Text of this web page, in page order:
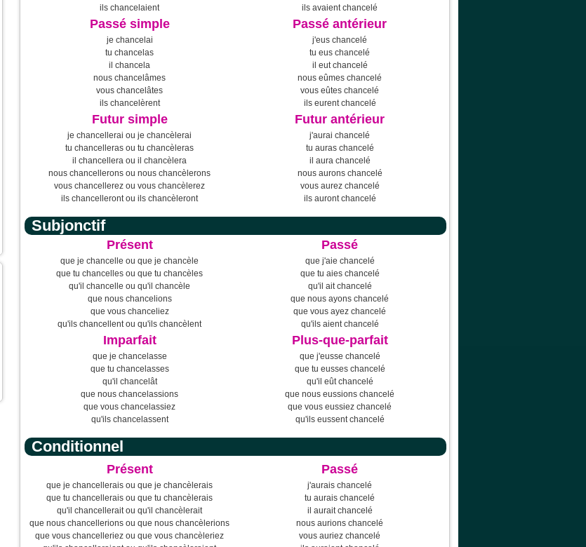
ils chancelaient
ils avaient chancelé
Passé simple
je chancelai
tu chancelas
il chancela
nous chancelâmes
vous chancelâtes
ils chancelèrent
Passé antérieur
j'eus chancelé
tu eus chancelé
il eut chancelé
nous eûmes chancelé
vous eûtes chancelé
ils eurent chancelé
Futur simple
je chancellerai ou je chancèlerai
tu chancelleras ou tu chancèleras
il chancellera ou il chancèlera
nous chancellerons ou nous chancèlerons
vous chancellerez ou vous chancèlerez
ils chancelleront ou ils chancèleront
Futur antérieur
j'aurai chancelé
tu auras chancelé
il aura chancelé
nous aurons chancelé
vous aurez chancelé
ils auront chancelé
Subjonctif
Présent
que je chancelle ou que je chancèle
que tu chancelles ou que tu chancèles
qu'il chancelle ou qu'il chancèle
que nous chancelions
que vous chanceliez
qu'ils chancellent ou qu'ils chancèlent
Passé
que j'aie chancelé
que tu aies chancelé
qu'il ait chancelé
que nous ayons chancelé
que vous ayez chancelé
qu'ils aient chancelé
Imparfait
que je chancelasse
que tu chancelasses
qu'il chancelât
que nous chancelassions
que vous chancelassiez
qu'ils chancelassent
Plus-que-parfait
que j'eusse chancelé
que tu eusses chancelé
qu'il eût chancelé
que nous eussions chancelé
que vous eussiez chancelé
qu'ils eussent chancelé
Conditionnel
Présent
que je chancellerais ou que je chancèlerais
que tu chancellerais ou que tu chancèlerais
qu'il chancellerait ou qu'il chancèlerait
que nous chancellerions ou que nous chancèlerions
que vous chancelleriez ou que vous chancèleriez
Passé
j'aurais chancelé
tu aurais chancelé
il aurait chancelé
nous aurions chancelé
vous auriez chancelé